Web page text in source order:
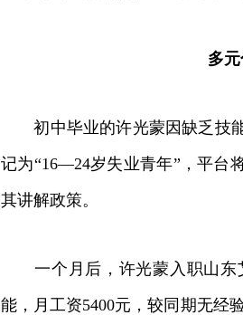
多
初中毕业的许光蒙因缺乏技能
记为“16—24岁失业青年”，平台
其讲解政策。
一个月后，许光蒙入职山东
能，月工资5400元，较同期无经